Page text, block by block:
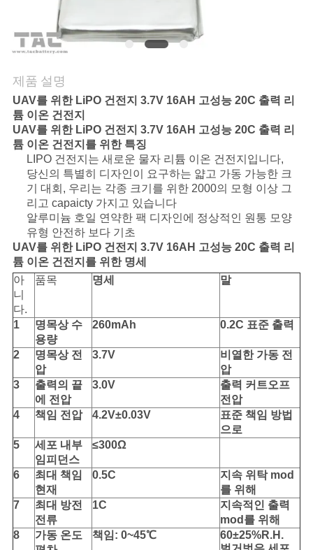
하
소
식
스
조
회
를
요
청
하
사
이
제품 설명
UAV를 위한 LiPO 건전지 3.7V 16AH 고성능 20C 출력 리
튬 이온 건전지
UAV를 위한 LiPO 건전지 3.7V 16AH 고성능 20C 출력 리
튬 이온 건전지를 위한 특징
LIPO 건전지는 새로운 물자 리튬 이온 건전지입니다,
당신의 특별히 디자인이 요구하는 얇고 가동 가능한 크
기 대회, 우리는 각종 크기를 위한 2000의 모형 이상 그
리고 capaicty 가지고 있습니다
알루미늄 호일 연약한 팩 디자인에 정상적인 원통 모양
유형 안전하 보다 기초
UAV를 위한 LiPO 건전지 3.7V 16AH 고성능 20C 출력 리
튬 이온 건전지를 위한 명세
아
니
다.
품목 명세 말
1
명목상 수
용량
260mAh 0.2C 표준 출력
2
명목상 전
압
3.7V
비열한 가동 전
압
3
출력의 끝
에 전압
3.0V
출력 커트오프
전압
4
책임 전압 4.2V±0.03V
표준 책임 방법
으로
5
세포 내부
임피던스
≤300Ω
6
최대 책임
현재
0.5C
지속 위탁 mod
를 위해
7
최대 방전
전류
1C
지속적인 출력
mod를 위해
8
가동 온도
책임: 0~45℃
60±25%R.H.